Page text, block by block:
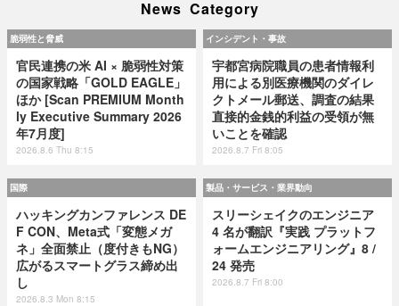
News Category
脆弱性と脅威
官民連携の米 AI × 脆弱性対策
の国家戦略「GOLD EAGLE」
ほか [Scan PREMIUM Month
ly Executive Summary 2026
年7月度]
2026.8.6 Thu 8:15
インシデント・事故
宇都宮病院職員の患者情報利
用による別医療機関のダイレ
クトメール郵送、調査の結果
直接的金銭的利益の受領が無
いことを確認
2026.8.7 Fri 8:05
国際
ハッキングカンファレンス DE
F CON、Meta式「変態メガ
ネ」全面禁止（度付きもNG）
広がるスマートグラス締め出
し
2026.8.3 Mon 8:15
製品・サービス・業界動向
スリーシェイクのエンジニア
4 名が翻訳『実践 プラットフ
ォームエンジニアリング』8 /
24 発売
2026.8.7 Fri 8:00